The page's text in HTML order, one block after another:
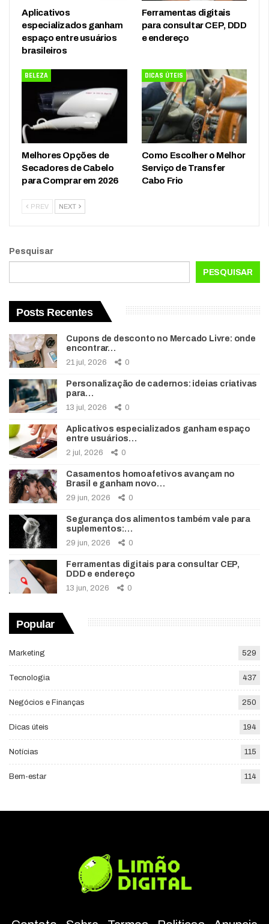
Aplicativos
especializados ganham
espaço entre usuários
brasileiros
Ferramentas digitais
para consultar CEP, DDD
e endereço
BELEZA
Melhores Opções de
Secadores de Cabelo
para Comprar em 2026
DICAS ÚTEIS
Como Escolher o Melhor
Serviço de Transfer
Cabo Frio
PREV NEXT
Pesquisar
PESQUISAR
Posts Recentes
Cupons de desconto no Mercado Livre: onde
encontrar…
21 jul, 2026 0
Personalização de cadernos: ideias criativas
para…
13 jul, 2026 0
Aplicativos especializados ganham espaço
entre usuários…
2 jul, 2026 0
Casamentos homoafetivos avançam no
Brasil e ganham novo…
29 jun, 2026 0
Segurança dos alimentos também vale para
suplementos:…
29 jun, 2026 0
Ferramentas digitais para consultar CEP,
DDD e endereço
13 jun, 2026 0
Popular
Marketing 529
Tecnologia 437
Negócios e Finanças 250
Dicas úteis 194
Notícias 115
Bem-estar 114